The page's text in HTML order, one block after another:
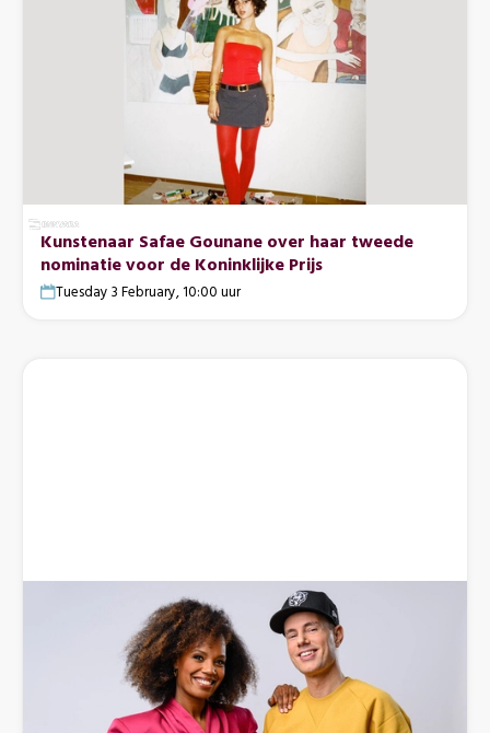
Kunstenaar Safae Gounane over haar tweede
nominatie voor de Koninklijke Prijs
Tuesday 3 February, 10:00 uur